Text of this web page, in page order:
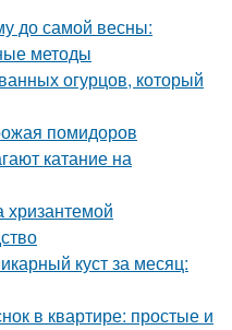
до самой весны:
методы
огурцов, который
помидоров
катание на
хризантемой
куст за месяц:
в квартире: простые и